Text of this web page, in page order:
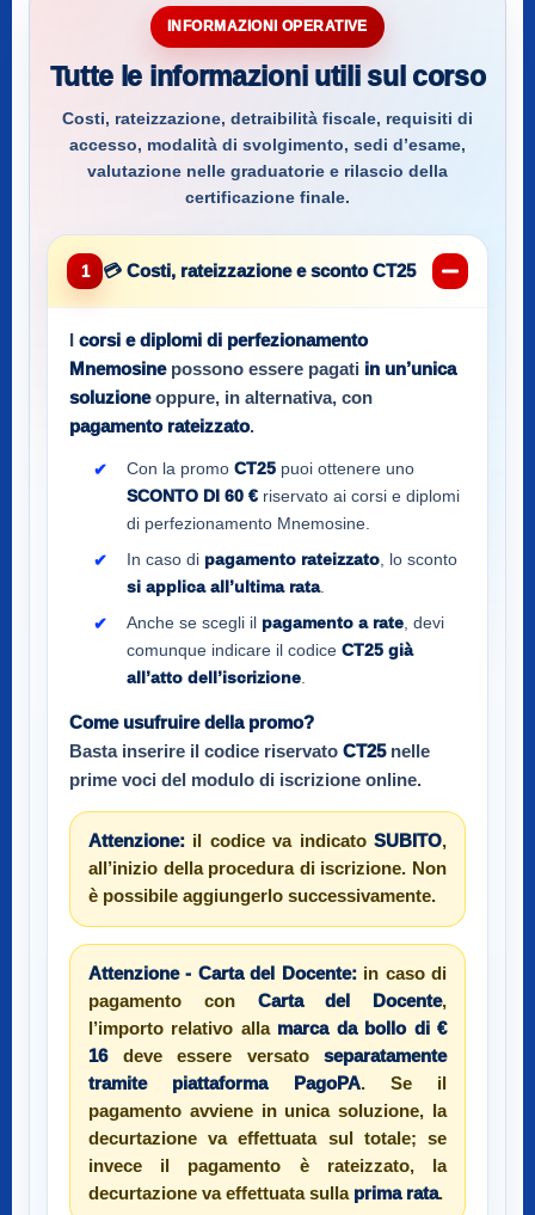
INFORMAZIONI OPERATIVE
Tutte le informazioni utili sul corso
Costi, rateizzazione, detraibilità fiscale, requisiti di
accesso, modalità di svolgimento, sedi d’esame,
valutazione nelle graduatorie e rilascio della
certificazione finale.
1 💳 Costi, rateizzazione e sconto CT25
corsi e diplomi di perfezionamento
Mnemosinepossono essere pagati in un’unica
soluzioneoppure, in alternativa, con
pagamento rateizzato.
Con la promo CT25 puoi ottenere uno
SCONTO DI 60 € riservato ai corsi e diplomi
di perfezionamento Mnemosine.
In caso di pagamento rateizzato , lo sconto
si applica all’ultima rata.
Anche se scegli il pagamento a rate , devi
comunque indicare il codice CT25 già
all’atto dell’iscrizione
Come usufruire della promo?
Basta inserire il codice riservato CT25nelle
prime voci del modulo di iscrizione online.
Attenzione: il codice va indicato SUBITO,
all’inizio della procedura di iscrizione. Non
è possibile aggiungerlo successivamente.
Attenzione - Carta del Docente:in caso di
pagamento con Carta del Docente,
l’importo relativo alla marca da bollo di €
16deve essere versato separatamente
tramite piattaforma PagoPA. Se il
pagamento avviene in unica soluzione, la
decurtazione va effettuata sul totale; se
invece il pagamento è rateizzato, la
decurtazione va effettuata sulla prima rata.